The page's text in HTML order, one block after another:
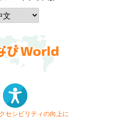
セシビリティの向上に